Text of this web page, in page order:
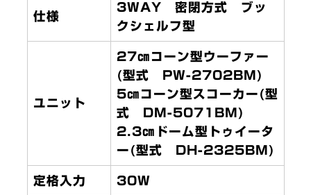
仕様
3WAY 密閉方式 ブッ
クシェルフ型
ユニット
27㎝コーン型ウーファー
(型式 PW-2702BM)
5㎝コーン型スコーカー(型
式 DM-5071BM)
2.3㎝ドーム型トゥイータ
ー(型式 DH-2325BM)
定格入力 30W